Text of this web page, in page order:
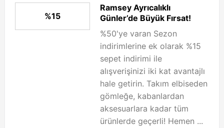
%15
Ramsey Ayrıcalıklı
Günler’de Büyük Fırsat!
%50'ye varan Sezon
indirimlerine ek olarak %15
sepet indirimi ile
alışverişinizi iki kat avantajlı
hale getirin. Takım elbiseden
gömleğe, kabanlardan
aksesuarlara kadar tüm
ürünlerde geçerli! Hemen ...